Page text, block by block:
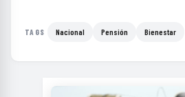
TAGS Nacional Pensión Bienestar